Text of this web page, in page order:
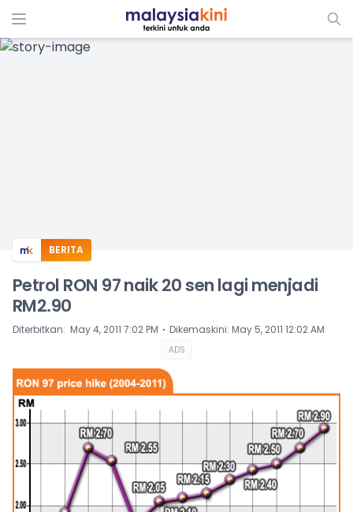
ADS
BERITA
Petrol RON 97 naik 20 sen lagi menjadi
RM2.90
Diterbitkan: May 4, 2011 7:02 PM ⋅ Dikemaskini: May 5, 2011 12:02 AM
ADS